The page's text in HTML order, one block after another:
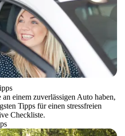
einem zuverlässigen Auto haben,
Tipps für einen stressfreien
Checkliste.